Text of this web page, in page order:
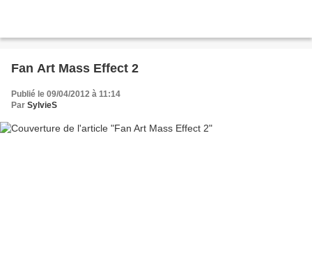
Fan Art Mass Effect 2
Publié le 09/04/2012 à 11:14
Par SylvieS